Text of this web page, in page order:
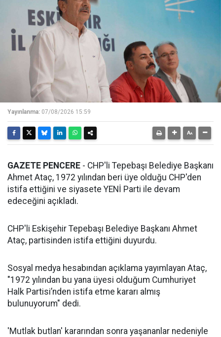
Yayınlanma: 07/08/2026 15:59
GAZETE PENCERE - CHP'li Tepebaşı Belediye Başkanı
Ahmet Ataç, 1972 yılından beri üye olduğu CHP'den
istifa ettiğini ve siyasete YENİ Parti ile devam
edeceğini açıkladı.
CHP'li Eskişehir Tepebaşı Belediye Başkanı Ahmet
Ataç, partisinden istifa ettiğini duyurdu.
Sosyal medya hesabından açıklama yayımlayan Ataç,
"1972 yılından bu yana üyesi olduğum Cumhuriyet
Halk Partisi’nden istifa etme kararı almış
bulunuyorum" dedi.
'Mutlak butlan' kararından sonra yaşananlar nedeniyle